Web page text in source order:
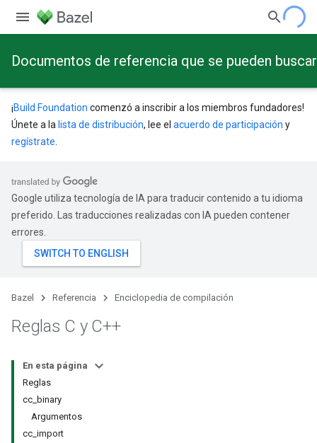
Documentos de referencia que se pueden
¡Build Foundation comenzó a inscribir a los miembros fundadores!
Únete a la lista de distribución, lee el acuerdo de participación y
regístrate
Google utiliza tecnología de IA para traducir contenido a tu idioma
preferido. Las traducciones realizadas con IA pueden contener
errores.
Bazel Referencia Enciclopedia de compilación
Reglas C y C++
En esta página
Reglas
cc_binary
Argumentos
cc_import